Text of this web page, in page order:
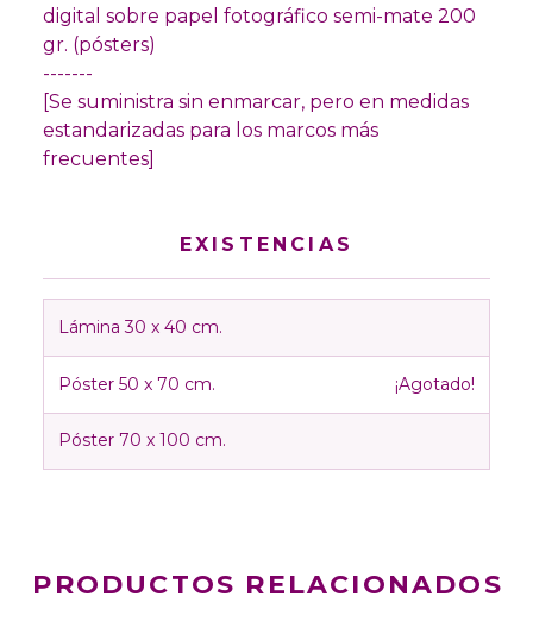
digital sobre papel fotográfico semi-mate 200
gr. (pósters)
-------
[Se suministra sin enmarcar, pero en medidas
estandarizadas para los marcos más
frecuentes]
EXISTENCIAS
Lámina 30 x 40 cm.
Póster 50 x 70 cm. ¡Agotado!
Póster 70 x 100 cm.
PRODUCTOS RELACIONADOS